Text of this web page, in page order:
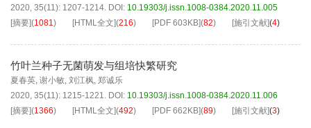
2020, 35(11): 1207-1214. DOI: 10.19303/j.issn.1008-0384.2020.11.005
[摘要](1081) [HTML全文](216) [PDF 603KB](82) [施引文献](4)
竹叶兰种子无菌萌发与组培快繁研究
夏春英, 谢小敏, 刘江枫, 郑诚乐
2020, 35(11): 1215-1221. DOI: 10.19303/j.issn.1008-0384.2020.11.006
[摘要](1366) [HTML全文](492) [PDF 662KB](89) [施引文献](3)